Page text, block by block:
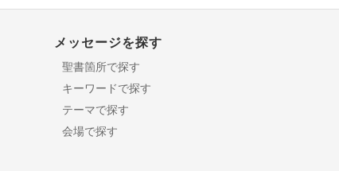
メッセージを探す
聖書箇所で探す
キーワードで探す
テーマで探す
会場で探す